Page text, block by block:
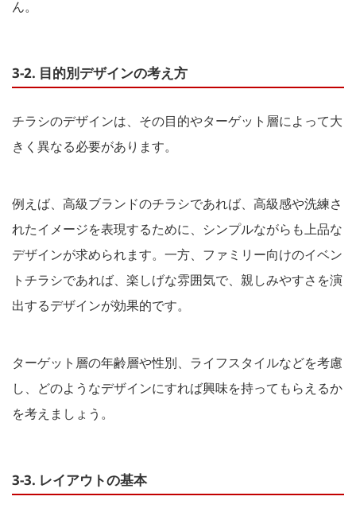
ん。
3-2. 目的別デザインの考え方
チラシのデザインは、その目的やターゲット層によって大
きく異なる必要があります。
例えば、高級ブランドのチラシであれば、高級感や洗練さ
れたイメージを表現するために、シンプルながらも上品な
デザインが求められます。一方、ファミリー向けのイベン
トチラシであれば、楽しげな雰囲気で、親しみやすさを演
出するデザインが効果的です。
ターゲット層の年齢層や性別、ライフスタイルなどを考慮
し、どのようなデザインにすれば興味を持ってもらえるか
を考えましょう。
3-3. レイアウトの基本